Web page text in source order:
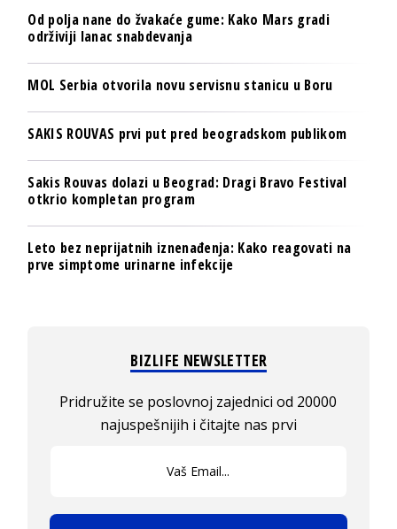
Od polja nane do žvakaće gume: Kako Mars gradi
održiviji lanac snabdevanja
MOL Serbia otvorila novu servisnu stanicu u Boru
SAKIS ROUVAS prvi put pred beogradskom publikom
Sakis Rouvas dolazi u Beograd: Dragi Bravo Festival
otkrio kompletan program
Leto bez neprijatnih iznenađenja: Kako reagovati na
prve simptome urinarne infekcije
BIZLIFE NEWSLETTER
Pridružite se poslovnoj zajednici od 20000
najuspešnijih i čitajte nas prvi